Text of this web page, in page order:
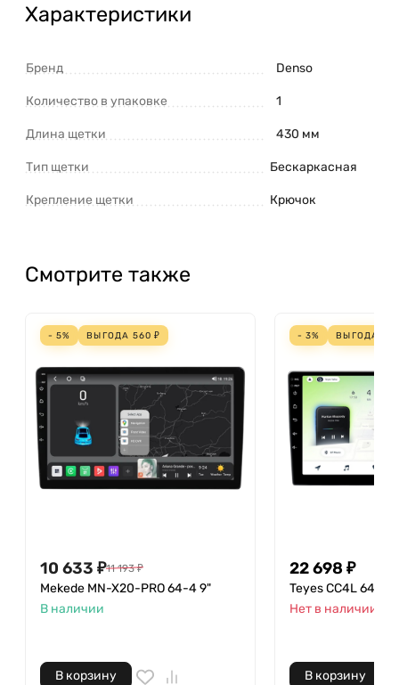
Характеристики
Бренд Denso
Количество в упаковке 1
Длина щетки 430 мм
Тип щетки Бескаркасная
Крепление щетки Крючок
Смотрите также
- 5% ВЫГОДА 560 ₽
10 633 ₽11 193 ₽
Mekede MN-X20-PRO 64-4 9"
В наличии
В корзину
- 3% ВЫГОДА
22 698 ₽
Teyes CC4L 64-6
Нет в наличии
В корзину